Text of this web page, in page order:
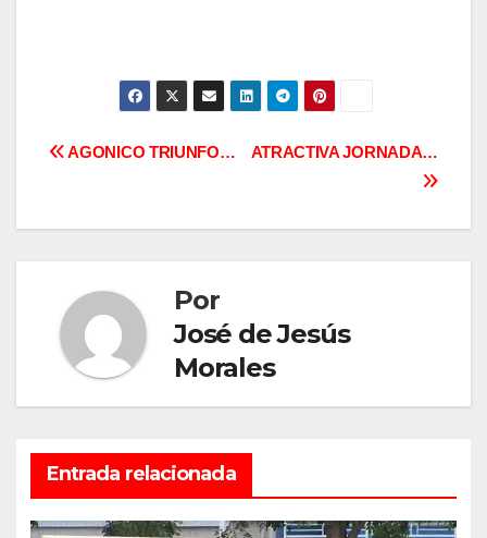
Navegación
ATRACTIVA JORNADA…
AGONICO TRIUNFO…
Por
José de Jesús
Morales
Entrada relacionada